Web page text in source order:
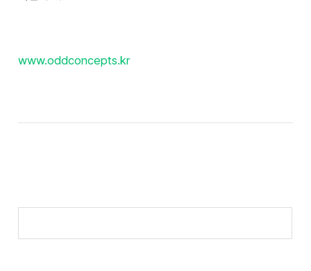
www.oddconcepts.kr